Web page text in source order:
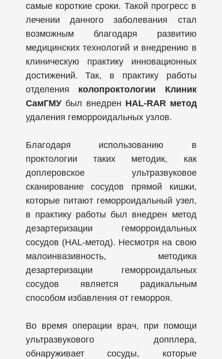
самые короткие сроки. Такой прогресс в
лечении данного заболевания стал
возможным благодаря развитию
медицинских технологий и внедрению в
клиническую практику инновационных
достижений. Так, в практику работы
отделения колопроктологии Клиник
СамГМУбыл внедрен HAL-RAR метод
удаления геморроидальных узлов.
Благодаря использованию в
проктологии таких методик, как
доплеровское ультразвуковое
сканирование сосудов прямой кишки,
которые питают геморроидальный узел,
в практику работы был внедрен метод
дезартеризации геморроидальных
сосудов (HAL-метод). Несмотря на свою
малоинвазивность, методика
дезартеризации геморроидальных
сосудов является радикальным
способом избавления от геморроя.
Во время операции врач, при помощи
ультразвукового допплера,
обнаруживает сосуды, которые